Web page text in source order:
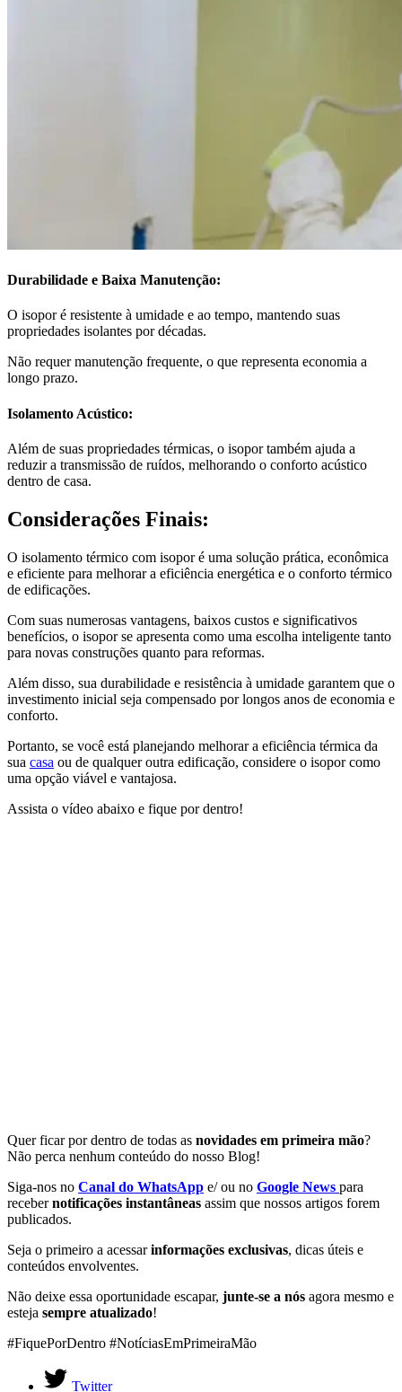
Durabilidade e Baixa Manutenção:
O isopor é resistente à umidade e ao tempo, mantendo suas
propriedades isolantes por décadas.
Não requer manutenção frequente, o que representa economia a
longo prazo.
Isolamento Acústico:
Além de suas propriedades térmicas, o isopor também ajuda a
reduzir a transmissão de ruídos, melhorando o conforto acústico
dentro de casa.
Considerações Finais:
O isolamento térmico com isopor é uma solução prática, econômica
e eficiente para melhorar a eficiência energética e o conforto térmico
de edificações.
Com suas numerosas vantagens, baixos custos e significativos
benefícios, o isopor se apresenta como uma escolha inteligente tanto
para novas construções quanto para reformas.
Além disso, sua durabilidade e resistência à umidade garantem que o
investimento inicial seja compensado por longos anos de economia e
conforto.
Portanto, se você está planejando melhorar a eficiência térmica da
sua casa ou de qualquer outra edificação, considere o isopor como
uma opção viável e vantajosa.
Assista o vídeo abaixo e fique por dentro!
Quer ficar por dentro de todas as novidades em primeira mão?
Não perca nenhum conteúdo do nosso Blog!
Siga-nos no Canal do WhatsApp e/ ou no Google News para
recebernotificações instantâneas assim que nossos artigos forem
publicados.
Seja o primeiro a acessarinformações exclusivas, dicas úteis e
conteúdos envolventes.
Não deixe essa oportunidade escapar, junte-se a nós agora mesmo e
esteja sempre atualizado!
#FiquePorDentro #NotíciasEmPrimeiraMão
Twitter